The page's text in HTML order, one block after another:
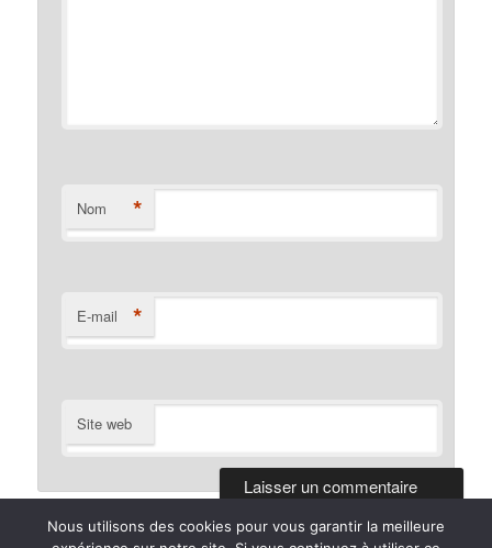
Nom *
E-mail *
Site web
Nous utilisons des cookies pour vous garantir la meilleure